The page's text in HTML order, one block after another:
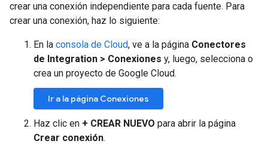
crear una conexión independiente para cada fuente. Para
crear una conexión, haz lo siguiente:
En la consola de Cloud, ve a la página Conectores
de Integration > Conexiones y, luego, selecciona o
crea un proyecto de Google Cloud.
Ir a la página Conexiones
Haz clic en + CREAR NUEVO para abrir la página
Crear conexión.